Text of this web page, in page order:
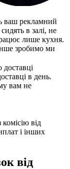
ваш рекламний
в залі, не
лише кухня.
зробимо ми
в день.
вам не
від
і інших
від